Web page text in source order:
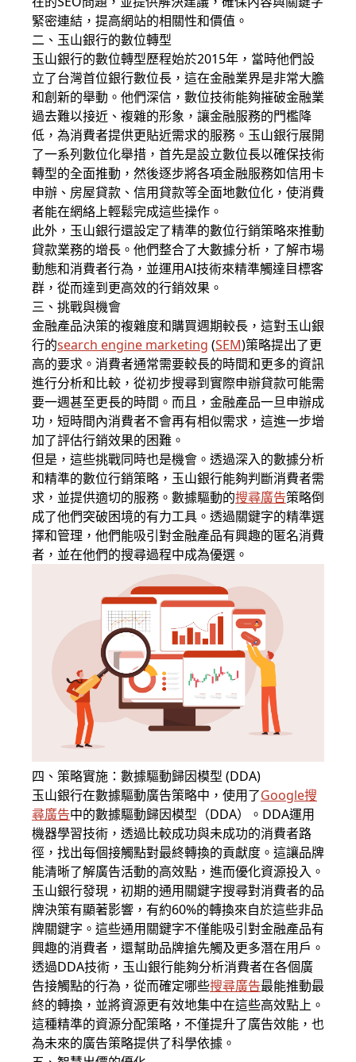
緊密連結，提高網站的相關性和價值。
二、玉山銀行的數位轉型
玉山銀行的數位轉型歷程始於2015年，當時他們設
立了台灣首位銀行數位長，這在金融業界是非常大膽
和創新的舉動。他們深信，數位技術能夠摧破金融業
過去難以接近、複雜的形象，讓金融服務的門檻降
低，為消費者提供更貼近需求的服務。玉山銀行展開
了一系列數位化舉措，首先是設立數位長以確保技術
轉型的全面推動，然後逐步將各項金融服務如信用卡
申辦、房屋貸款、信用貸款等全面地數位化，使消費
者能在網絡上輕鬆完成這些操作。
此外，玉山銀行還設定了精準的數位行銷策略來推動
貸款業務的增長。他們整合了大數據分析，了解市場
動態和消費者行為，並運用AI技術來精準觸達目標客
群，從而達到更高效的行銷效果。
三、挑戰與機會
金融產品決策的複雜度和購買週期較長，這對玉山銀
行的search engine marketing (SEM)策略提出了更
高的要求。消費者通常需要較長的時間和更多的資訊
進行分析和比較，從初步搜尋到實際申辦貸款可能需
要一週甚至更長的時間。而且，金融產品一旦申辦成
功，短時間內消費者不會再有相似需求，這進一步增
加了評估行銷效果的困難。
但是，這些挑戰同時也是機會。透過深入的數據分析
和精準的數位行銷策略，玉山銀行能夠判斷消費者需
求，並提供適切的服務。數據驅動的搜尋廣告策略倒
成了他們突破困境的有力工具。透過關鍵字的精準選
擇和管理，他們能吸引對金融產品有興趣的匿名消費
者，並在他們的搜尋過程中成為優選。
四、策略實施：數據驅動歸因模型 (DDA)
玉山銀行在數據驅動廣告策略中，使用了Google搜
尋廣告中的數據驅動歸因模型（DDA）。DDA運用
機器學習技術，透過比較成功與未成功的消費者路
徑，找出每個接觸點對最終轉換的貢獻度。這讓品牌
能清晰了解廣告活動的高效點，進而優化資源投入。
玉山銀行發現，初期的通用關鍵字搜尋對消費者的品
牌決策有顯著影響，有約60%的轉換來自於這些非品
牌關鍵字。這些通用關鍵字不僅能吸引對金融產品有
興趣的消費者，還幫助品牌搶先觸及更多潛在用戶。
透過DDA技術，玉山銀行能夠分析消費者在各個廣
告接觸點的行為，從而確定哪些搜尋廣告最能推動最
終的轉換，並將資源更有效地集中在這些高效點上。
這種精準的資源分配策略，不僅提升了廣告效能，也
為未來的廣告策略提供了科學依據。